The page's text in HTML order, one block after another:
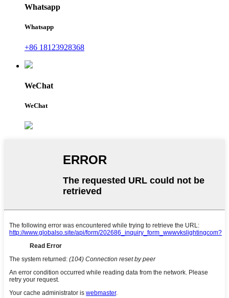
Whatsapp
Whatsapp
+86 18123928368
WeChat
WeChat